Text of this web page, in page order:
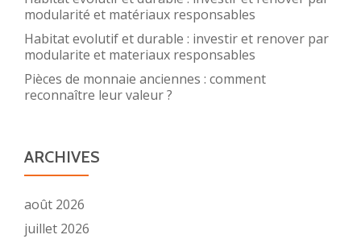
modularité et matériaux responsables
Habitat evolutif et durable : investir et renover par
modularite et materiaux responsables
Pièces de monnaie anciennes : comment
reconnaître leur valeur ?
ARCHIVES
août 2026
juillet 2026